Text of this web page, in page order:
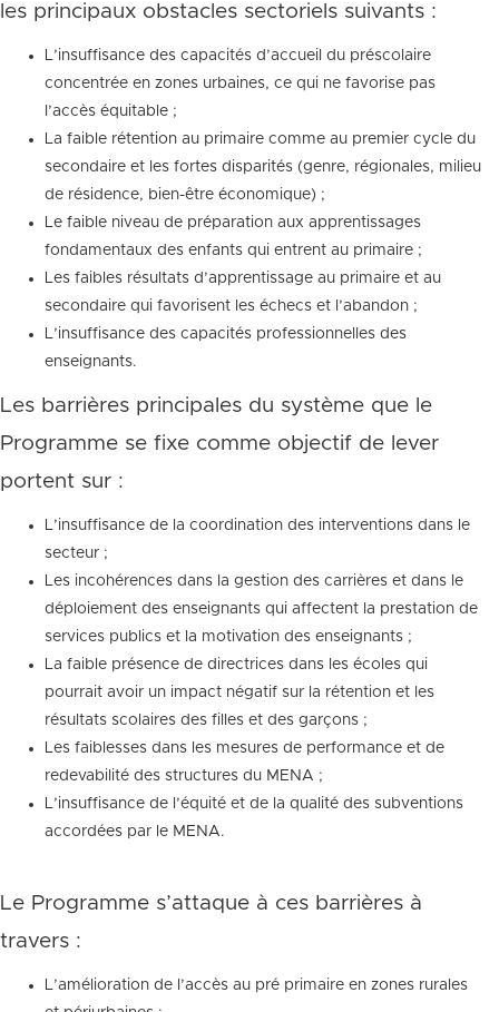
les principaux obstacles sectoriels suivants :
L’insuffisance des capacités d’accueil du préscolaire
concentrée en zones urbaines, ce qui ne favorise pas
l’accès équitable ;
La faible rétention au primaire comme au premier cycle du
secondaire et les fortes disparités (genre, régionales, milieu
de résidence, bien-être économique) ;
Le faible niveau de préparation aux apprentissages
fondamentaux des enfants qui entrent au primaire ;
Les faibles résultats d’apprentissage au primaire et au
secondaire qui favorisent les échecs et l’abandon ;
L’insuffisance des capacités professionnelles des
enseignants.
Les barrières principales du système que le
Programme se fixe comme objectif de lever
portent sur :
L’insuffisance de la coordination des interventions dans le
secteur ;
Les incohérences dans la gestion des carrières et dans le
déploiement des enseignants qui affectent la prestation de
services publics et la motivation des enseignants ;
La faible présence de directrices dans les écoles qui
pourrait avoir un impact négatif sur la rétention et les
résultats scolaires des filles et des garçons ;
Les faiblesses dans les mesures de performance et de
redevabilité des structures du MENA ;
L’insuffisance de l’équité et de la qualité des subventions
accordées par le MENA.
Le Programme s’attaque à ces barrières à
travers :
L’amélioration de l’accès au pré primaire en zones rurales